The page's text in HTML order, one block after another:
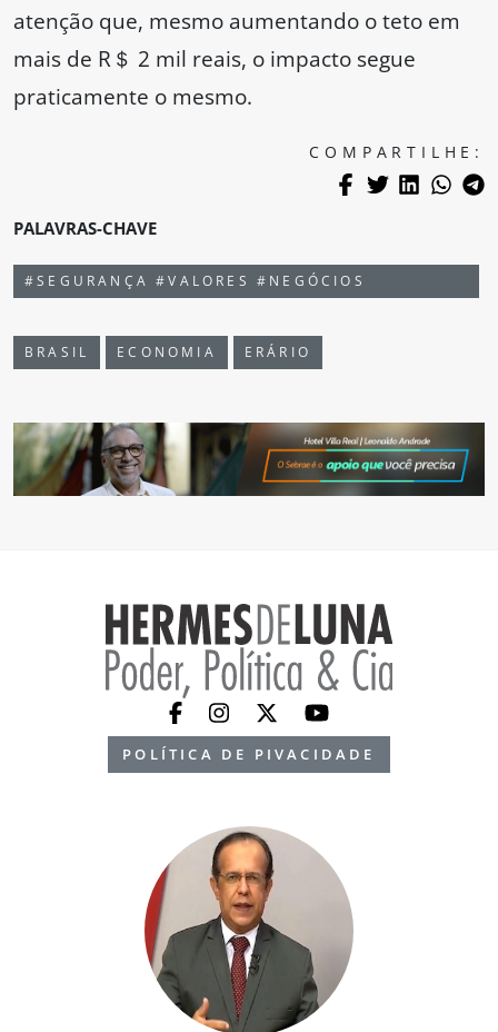
atenção que, mesmo aumentando o teto em
mais de R＄ 2 mil reais, o impacto segue
praticamente o mesmo.
COMPARTILHE:
PALAVRAS-CHAVE
#SEGURANÇA #VALORES #NEGÓCIOS
BRASIL
ECONOMIA ERÁRIO
POLÍTICA DE PIVACIDADE